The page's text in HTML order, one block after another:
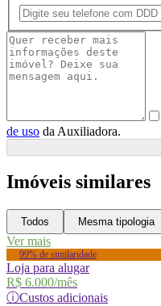
de uso da Auxiliadora.
Imóveis similares
Todos Mesma tipologia
Ver mais
99% de similaridade
Loja para alugar
R$ 6.000/mês
ⓘCustos adicionais